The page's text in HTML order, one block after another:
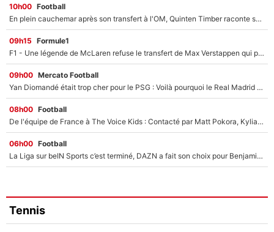
10h00 Football
En plein cauchemar après son transfert à l'OM, Quinten Timber raconte ses doutes après sa signature à Marseille
09h15 Formule1
F1 - Une légende de McLaren refuse le transfert de Max Verstappen qui pourrait «faire des vagues» et plomber l'ambiance dans l'équipe
09h00 Mercato Football
Yan Diomandé était trop cher pour le PSG : Voilà pourquoi le Real Madrid a accepté de payer la somme record de 140M€ pour boucler son transfert !
08h00 Football
De l'équipe de France à The Voice Kids : Contacté par Matt Pokora, Kylian Mbappé a accepté de jouer un rôle inédit sur TF1 !
06h00 Football
La Liga sur beIN Sports c’est terminé, DAZN a fait son choix pour Benjamin Da Silva et Omar Da Fonseca !
Tennis